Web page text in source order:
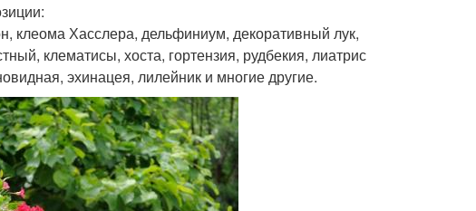
клеома Хасслера, дельфиниум, декоративный лук,
клематисы, хоста, гортензия, рудбекия, лиатрис
эхинацея, лилейник и многие другие.